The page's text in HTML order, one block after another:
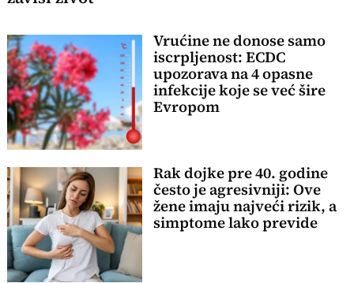
Vrućine ne donose samo
iscrpljenost: ECDC
upozorava na 4 opasne
infekcije koje se već šire
Evropom
Rak dojke pre 40. godine
često je agresivniji: Ove
žene imaju najveći rizik, a
simptome lako previde